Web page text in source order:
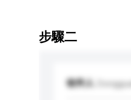
步驟二
收件人